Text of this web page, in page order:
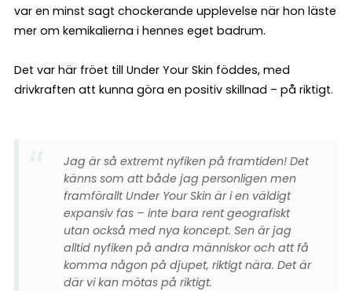
var en minst sagt chockerande upplevelse när hon läste
mer om kemikalierna i hennes eget badrum.
Det var här fröet till Under Your Skin föddes, med
drivkraften att kunna göra en positiv skillnad – på riktigt.
Jag är så extremt nyfiken på framtiden! Det
känns som att både jag personligen men
framförallt Under Your Skin är i en väldigt
expansiv fas – inte bara rent geografiskt
utan också med nya koncept. Sen är jag
alltid nyfiken på andra människor och att få
komma någon på djupet, riktigt nära. Det är
där vi kan mötas på riktigt.